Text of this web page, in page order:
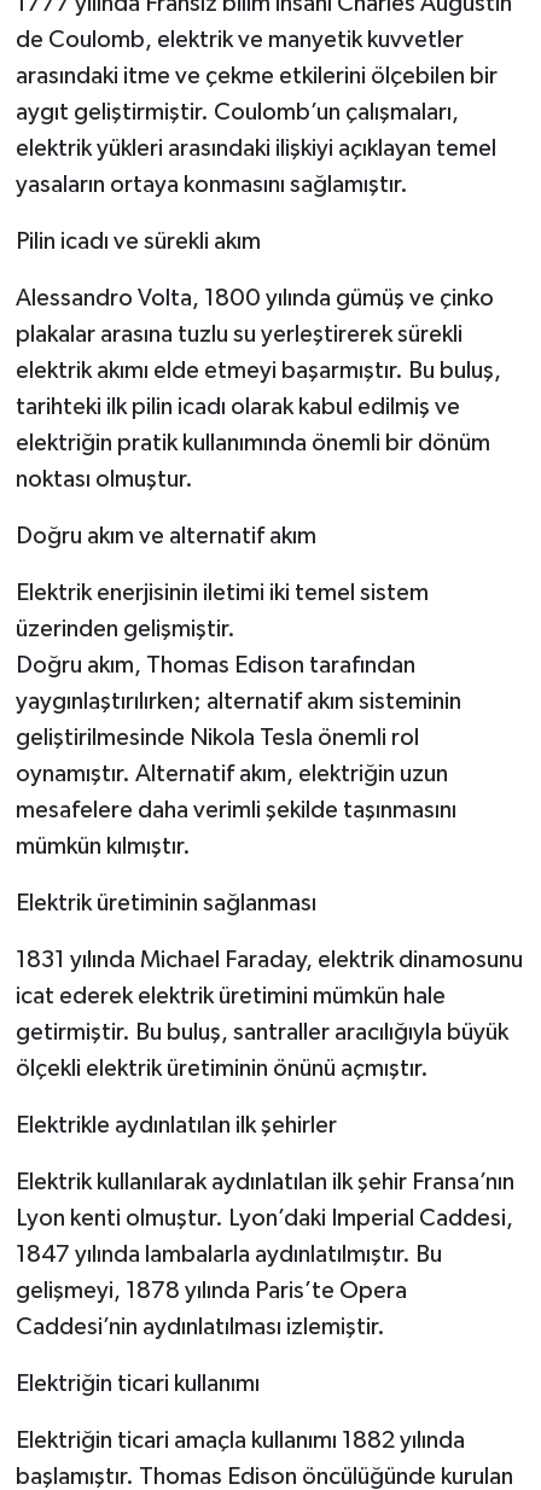
de Coulomb, elektrik ve manyetik kuvvetler
arasındaki itme ve çekme etkilerini ölçebilen bir
aygıt geliştirmiştir. Coulomb’un çalışmaları,
elektrik yükleri arasındaki ilişkiyi açıklayan temel
yasaların ortaya konmasını sağlamıştır.
Pilin icadı ve sürekli akım
Alessandro Volta, 1800 yılında gümüş ve çinko
plakalar arasına tuzlu su yerleştirerek sürekli
elektrik akımı elde etmeyi başarmıştır. Bu buluş,
tarihteki ilk pilin icadı olarak kabul edilmiş ve
elektriğin pratik kullanımında önemli bir dönüm
noktası olmuştur.
Doğru akım ve alternatif akım
Elektrik enerjisinin iletimi iki temel sistem
üzerinden gelişmiştir.
Doğru akım, Thomas Edison tarafından
yaygınlaştırılırken; alternatif akım sisteminin
geliştirilmesinde Nikola Tesla önemli rol
oynamıştır. Alternatif akım, elektriğin uzun
mesafelere daha verimli şekilde taşınmasını
mümkün kılmıştır.
Elektrik üretiminin sağlanması
1831 yılında Michael Faraday, elektrik dinamosunu
icat ederek elektrik üretimini mümkün hale
getirmiştir. Bu buluş, santraller aracılığıyla büyük
ölçekli elektrik üretiminin önünü açmıştır.
Elektrikle aydınlatılan ilk şehirler
Elektrik kullanılarak aydınlatılan ilk şehir Fransa’nın
Lyon kenti olmuştur. Lyon’daki Imperial Caddesi,
1847 yılında lambalarla aydınlatılmıştır. Bu
gelişmeyi, 1878 yılında Paris’te Opera
Caddesi’nin aydınlatılması izlemiştir.
Elektriğin ticari kullanımı
Elektriğin ticari amaçla kullanımı 1882 yılında
başlamıştır. Thomas Edison öncülüğünde kurulan